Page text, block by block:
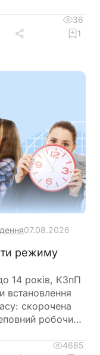
36
1
07.08.2026
режиму
14 років, КЗпП
встановлення
скорочена
робочий
4685